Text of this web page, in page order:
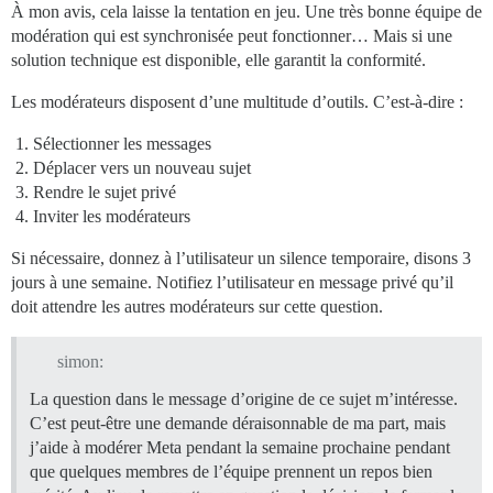
À mon avis, cela laisse la tentation en jeu. Une très bonne équipe de
modération qui est synchronisée peut fonctionner… Mais si une
solution technique est disponible, elle garantit la conformité.
Les modérateurs disposent d’une multitude d’outils. C’est-à-dire :
Sélectionner les messages
Déplacer vers un nouveau sujet
Rendre le sujet privé
Inviter les modérateurs
Si nécessaire, donnez à l’utilisateur un silence temporaire, disons 3
jours à une semaine. Notifiez l’utilisateur en message privé qu’il
doit attendre les autres modérateurs sur cette question.
simon:
La question dans le message d’origine de ce sujet m’intéresse.
C’est peut-être une demande déraisonnable de ma part, mais
j’aide à modérer Meta pendant la semaine prochaine pendant
que quelques membres de l’équipe prennent un repos bien